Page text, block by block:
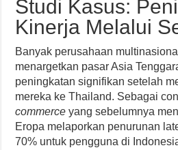
Studi Kasus:
Kinerja Melalui
Banyak perusahaan
menargetkan pasar Asia
peningkatan signifikan setelah
mereka ke Thailand. Sebagai
commerce yang sebelumnya
Eropa melaporkan penurunan
70% untuk pengguna di